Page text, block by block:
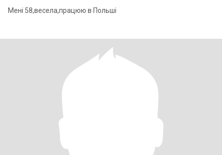
Мені 58,весела,працюю в Польші